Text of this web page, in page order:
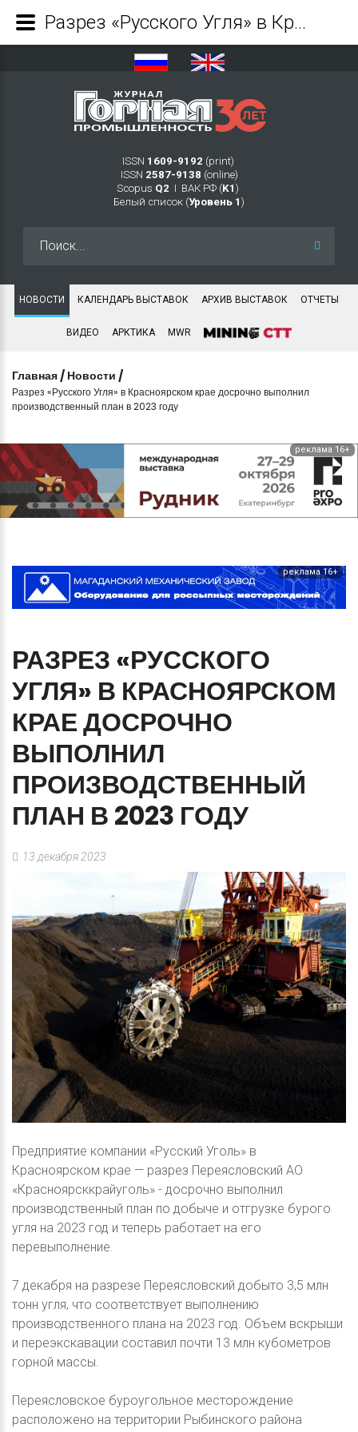
ISSN 1609-9192 (print)
ISSN 2587-9138 (online)
Scopus Q2 Ι ВАК РФ (K1 )
Белый список (Уровень 1 )
НОВОСТИ КАЛЕНДАРЬ ВЫСТАВОК АРХИВ ВЫСТАВОК ОТЧЕТЫ
ВИДЕО АРКТИКА MWR
Главная / Новости /
Разрез «Русского Угля» в Красноярском крае досрочно выполнил
производственный план в 2023 году
реклама 16+
реклама 16+
РАЗРЕЗ «РУССКОГО
УГЛЯ» В КРАСНОЯРСКОМ
КРАЕДОСРОЧНО
ВЫПОЛНИЛ
ПРОИЗВОДСТВЕННЫЙ
ПЛАН В 2023 ГОДУ
13 декабря 2023
Предприятие компании «Русский Уголь» в
Красноярском крае — разрез Переясловский АО
«Красноярсккрайуголь» - досрочно выполнил
производственный план по добыче и отгрузке бурого
угля на 2023 год и теперь работает на его
перевыполнение.
7 декабря на разрезе Переясловский добыто 3,5 млн
тонн угля, что соответствует выполнению
производственного плана на 2023 год. Объем вскрыши
и переэкскавации составил почти 13 млн кубометров
горной массы.
Переясловское буроугольное месторождение
расположено на территории Рыбинского района
Разрез «Русского Угля» в Красноярском крае досрочно выполнил производственный план в 2023 году - Журнал Горная промышленность